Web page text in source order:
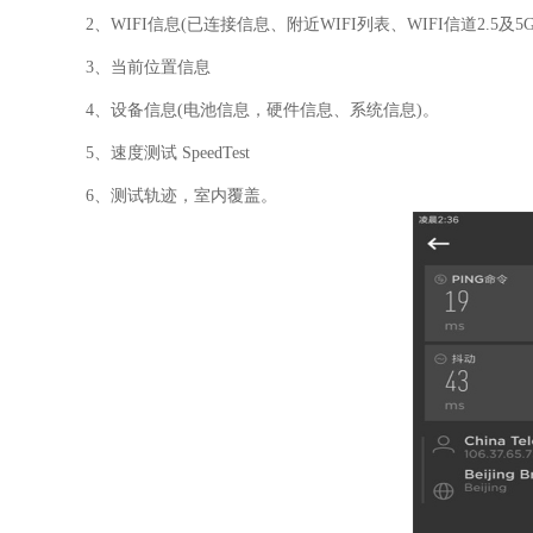
2、WIFI信息(已连接信息、附近WIFI列表、WIFI信道2.5及
3、当前位置信息
4、设备信息(电池信息，硬件信息、系统信息)。
5、速度测试 SpeedTest
6、测试轨迹，室内覆盖。